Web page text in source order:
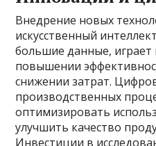
Внедрение новых
искусственный
большие данные,
повышении
снижении затрат.
производственных
оптимизировать
улучшить качество
Инвестиции в